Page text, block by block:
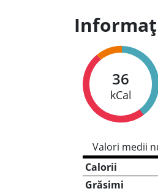
36
kCal
Valori medii
Calorii
Grăsimi